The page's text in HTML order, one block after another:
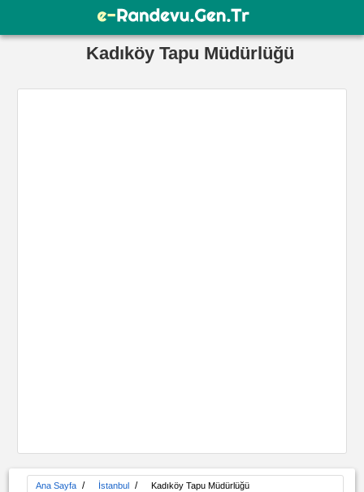
Kadıköy Tapu Müdürlüğü
Ana Sayfa / İstanbul / Kadıköy Tapu Müdürlüğü